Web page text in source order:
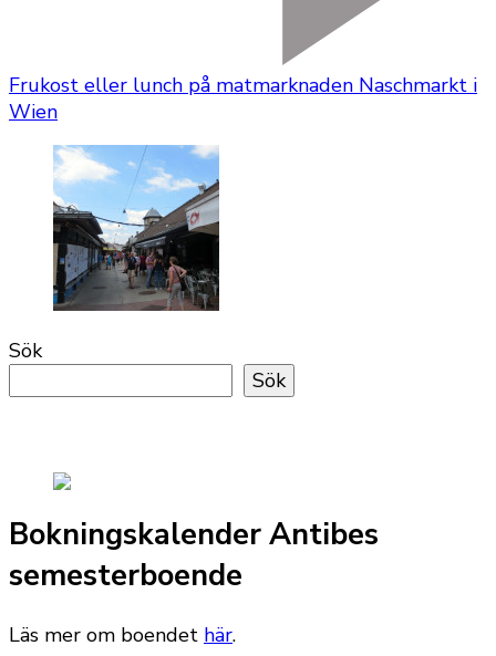
Frukost eller lunch på matmarknaden Naschmarkt i
Wien
Sök
Sök
Bokningskalender Antibes
semesterboende
Läs mer om boendet här.